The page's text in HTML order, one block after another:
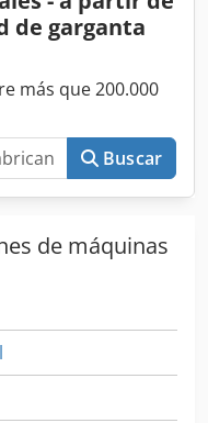
de garganta
más que 200.000
Buscar
de máquinas